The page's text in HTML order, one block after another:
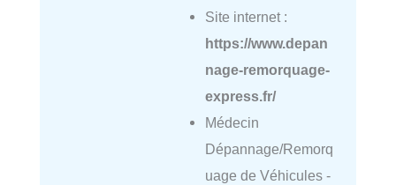
Site internet :
https://www.depan
nage-remorquage-
express.fr/
Médecin
Dépannage/Remorq
uage de Véhicules -